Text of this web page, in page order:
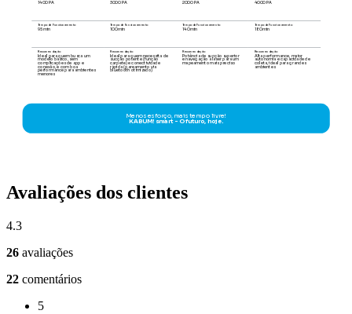
Avaliações dos clientes
4.3
26 avaliações
22 comentários
5